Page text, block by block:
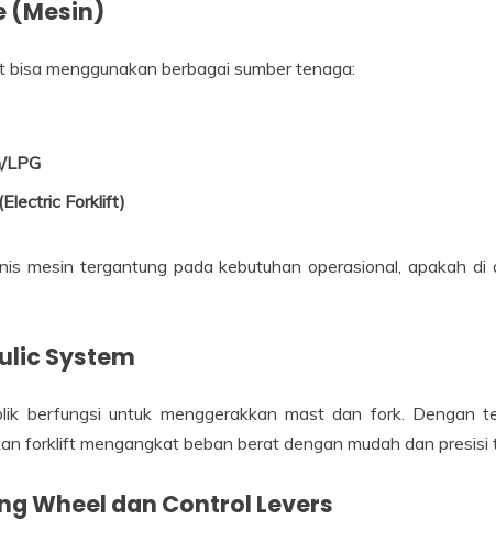
(Mesin)
bisa menggunakan berbagai sumber tenaga:
LPG
Forklift)
mesin tergantung pada kebutuhan operasional, apakah di
System
berfungsi untuk menggerakkan mast dan fork. Dengan
forklift mengangkat beban berat dengan mudah dan presisi
Wheel dan Control Levers